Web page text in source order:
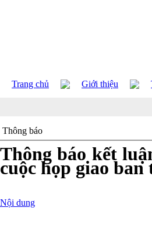
Trang chủ Giới thiệu
Thông báo
Thông báo kết
cuộc họp giao ban
Nội dung